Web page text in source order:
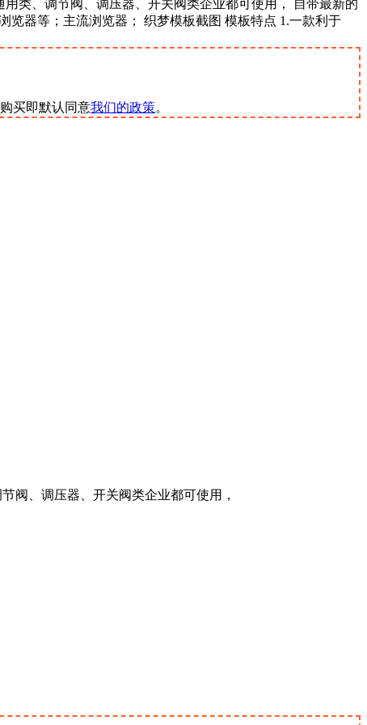
类、调节阀、调压器、开关阀类企业都可使用， 自带最新的
览器等；主流浏览器； 织梦模板截图 模板特点 1.一款利于
买即默认同意我们的政策。
阀、调压器、开关阀类企业都可使用，